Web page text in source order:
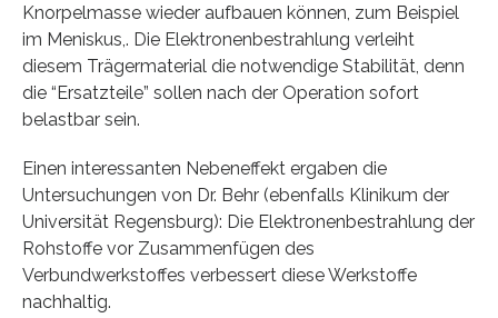
Knorpelmasse wieder aufbauen können, zum Beispiel
im Meniskus,. Die Elektronenbestrahlung verleiht
diesem Trägermaterial die notwendige Stabilität, denn
die “Ersatzteile” sollen nach der Operation sofort
belastbar sein.
Einen interessanten Nebeneffekt ergaben die
Untersuchungen von Dr. Behr (ebenfalls Klinikum der
Universität Regensburg): Die Elektronenbestrahlung der
Rohstoffe vor Zusammenfügen des
Verbundwerkstoffes verbessert diese Werkstoffe
nachhaltig.